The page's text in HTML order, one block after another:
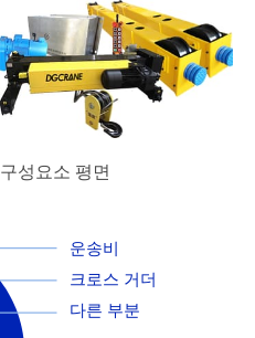
구성요소 평면
운송비
크로스 거더
다른 부분